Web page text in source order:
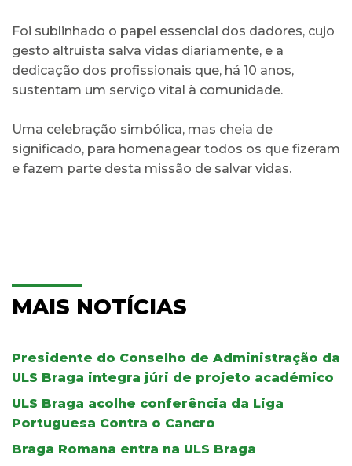
Foi sublinhado o papel essencial dos dadores, cujo
gesto altruísta salva vidas diariamente, e a
dedicação dos profissionais que, há 10 anos,
sustentam um serviço vital à comunidade.
Uma celebração simbólica, mas cheia de
significado, para homenagear todos os que fizeram
e fazem parte desta missão de salvar vidas.
MAIS NOTÍCIAS
Presidente do Conselho de Administração da
ULS Braga integra júri de projeto académico
ULS Braga acolhe conferência da Liga
Portuguesa Contra o Cancro
Braga Romana entra na ULS Braga